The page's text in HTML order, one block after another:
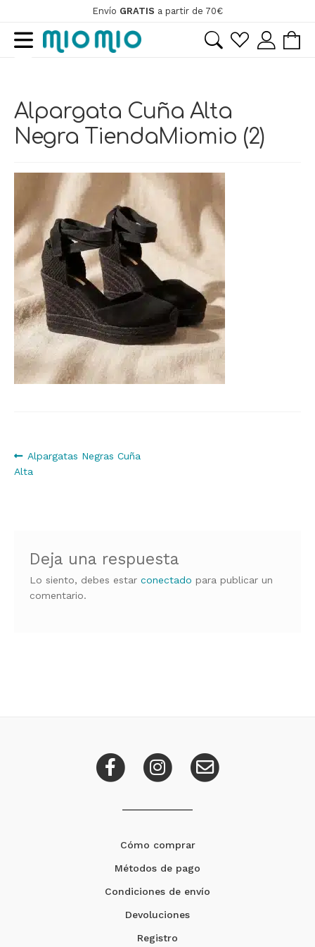
Envío GRATIS a partir de 70€
Ir
a
Ir
al
Alpargata Cuña Alta
Negra TiendaMiomio (2)
Navegación
de
Anterior:
Alpargatas Negras Cuña
Alta
Deja una respuesta
Lo siento, debes estarconectado para publicar un
comentario.
Cómo comprar
Métodos de pago
Condiciones de envío
Devoluciones
Registro